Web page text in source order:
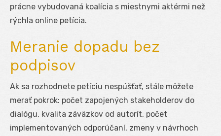
prácne vybudovaná koalícia s miestnymi aktérmi než
rýchla online petícia.
Meranie dopadu bez
podpisov
Ak sa rozhodnete petíciu nespúšťať, stále môžete
merať pokrok: počet zapojených stakeholderov do
dialógu, kvalita záväzkov od autorít, počet
implementovaných odporúčaní, zmeny v návrhoch